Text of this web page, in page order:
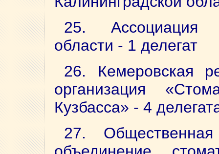
25. Ассоциация
области - 1 делегат
26. Кемеровская
организация
Кузбасса» - 4
27. Общественная